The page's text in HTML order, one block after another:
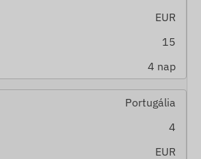
EUR
15
4 nap
Portugália
4
EUR